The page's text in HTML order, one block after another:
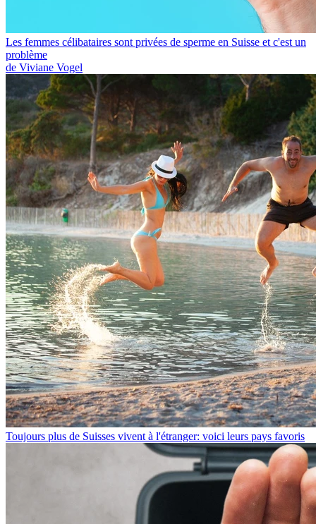
Les femmes célibataires sont privées de sperme en Suisse et c'est un
problème
de Viviane Vogel
Toujours plus de Suisses vivent à l'étranger: voici leurs pays favoris